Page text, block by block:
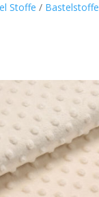
Stoffe / Bastelstoffe